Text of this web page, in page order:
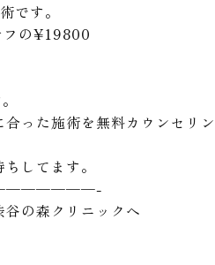
です。
フの¥19800
った施術を無料カウンセリ
してます。
の森クリニックへ